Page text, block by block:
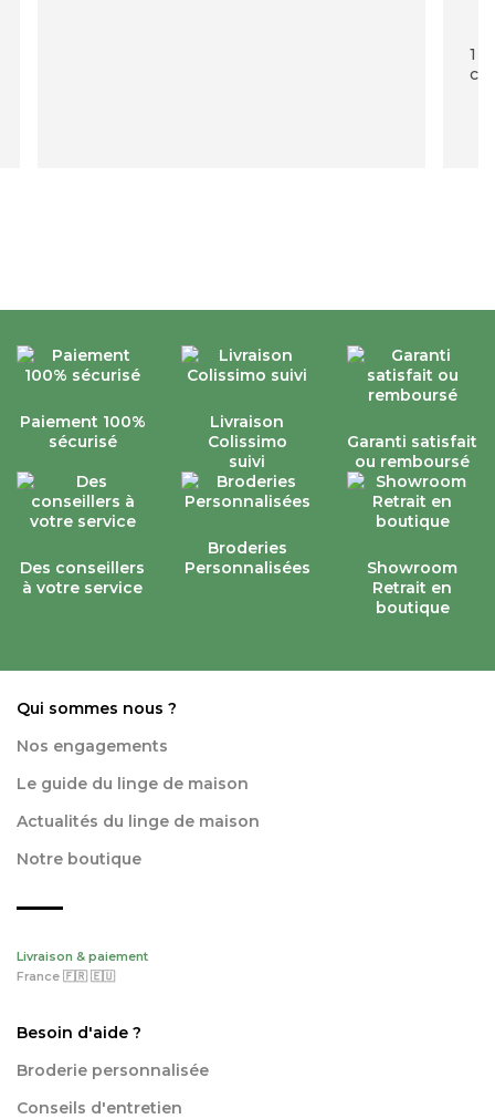
1
Paiement 100%
sécurisé
Livraison
Colissimo
suivi
Garanti satisfait
ou remboursé
Des conseillers
à votre service
Broderies
Personnalisées
Showroom
Retrait en
boutique
Qui sommes nous ?
Nos engagements
Le guide du linge de maison
Actualités du linge de maison
Notre boutique
Livraison & paiement
France 🇫🇷 🇪🇺
Besoin d'aide ?
Broderie personnalisée
Conseils d'entretien